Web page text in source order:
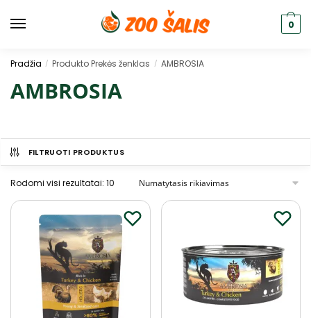
0
Pradžia / Produkto Prekės ženklas / AMBROSIA
AMBROSIA
FILTRUOTI PRODUKTUS
Rodomi visi rezultatai: 10